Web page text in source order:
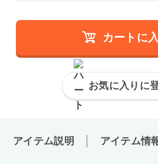
カートに
お気に入りに
アイテム説明 アイテム情